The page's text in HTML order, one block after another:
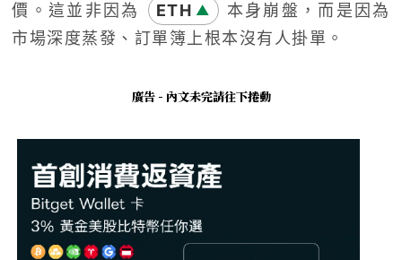
價。這並非因為
ETH ▲
本身崩盤，而是因為
市場深度蒸發、訂單簿上根本沒有人掛單。
廣告 - 內文未完請往下捲動